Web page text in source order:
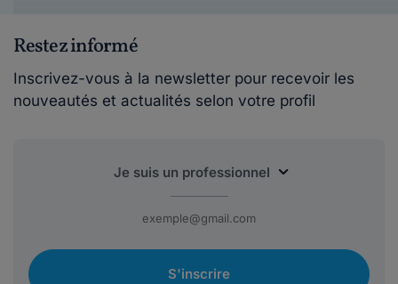
Restez informé
Inscrivez-vous à la newsletter pour recevoir les
nouveautés et actualités selon votre profil
S'inscrire